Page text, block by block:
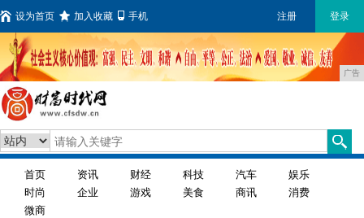
设为首页 加入收藏 手机 注册 登录
广告
首页 资讯 财经 科技 汽车
娱乐
时尚
企业 游戏 美食 商讯
消费
微商